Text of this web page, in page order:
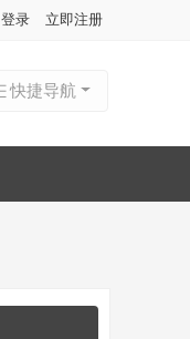
登录 立即注册
快捷导航